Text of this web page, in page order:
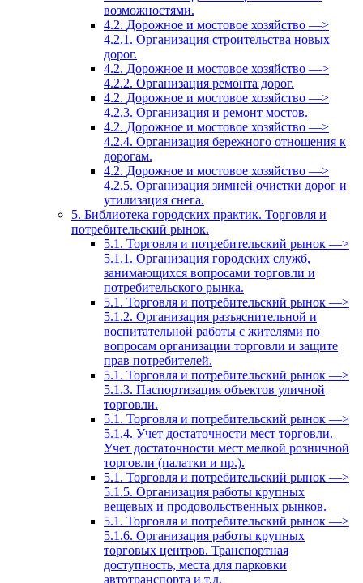
возможностями.
4.2. Дорожное и мостовое хозяйство —>
4.2.1. Организация строительства новых
дорог.
4.2. Дорожное и мостовое хозяйство —>
4.2.2. Организация ремонта дорог.
4.2. Дорожное и мостовое хозяйство —>
4.2.3. Организация и ремонт мостов.
4.2. Дорожное и мостовое хозяйство —>
4.2.4. Организация бережного отношения к
дорогам.
4.2. Дорожное и мостовое хозяйство —>
4.2.5. Организация зимней очистки дорог и
утилизация снега.
5. Библиотека городских практик. Торговля и
потребительский рынок.
5.1. Торговля и потребительский рынок —>
5.1.1. Организация городских служб,
занимающихся вопросами торговли и
потребительского рынка.
5.1. Торговля и потребительский рынок —>
5.1.2. Организация разъяснительной и
воспитательной работы с жителями по
вопросам организации торговли и защите
прав потребителей.
5.1. Торговля и потребительский рынок —>
5.1.3. Паспортизация объектов уличной
торговли.
5.1. Торговля и потребительский рынок —>
5.1.4. Учет достаточности мест торговли.
Учет достаточности мест мелкой розничной
торговли (палатки и пр.).
5.1. Торговля и потребительский рынок —>
5.1.5. Организация работы крупных
вещевых и продовольственных рынков.
5.1. Торговля и потребительский рынок —>
5.1.6. Организация работы крупных
торговых центров. Транспортная
доступность, места для парковки
автотранспорта и т.д.